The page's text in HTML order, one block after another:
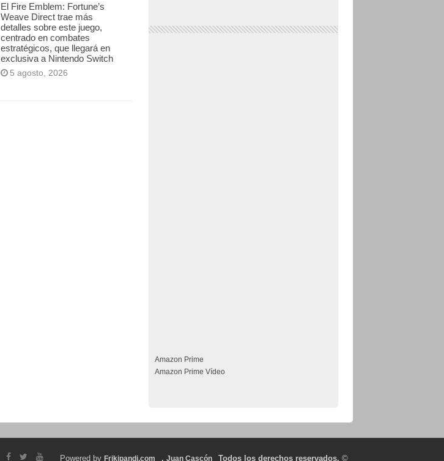
El Fire Emblem: Fortune’s
Weave Direct trae más
detalles sobre este juego,
centrado en combates
estratégicos, que llegará en
exclusiva a Nintendo Switch
5 agosto, 2026
Amazon Prime
Amazon Prime Vídeo
Powered by Frikipandi.com . Juan Cascón Todos los derechos reservados. ©